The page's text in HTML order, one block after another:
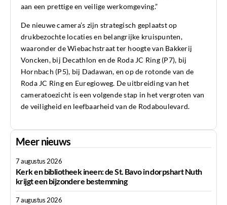
aan een prettige en veilige werkomgeving.”
De nieuwe camera’s zijn strategisch geplaatst op
drukbezochte locaties en belangrijke kruispunten,
waaronder de Wiebachstraat ter hoogte van Bakkerij
Voncken, bij Decathlon en de Roda JC Ring (P7), bij
Hornbach (P5), bij Dadawan, en op de rotonde van de
Roda JC Ring en Euregioweg. De uitbreiding van het
cameratoezicht is een volgende stap in het vergroten van
de veiligheid en leefbaarheid van de Rodaboulevard.
Meer nieuws
7 augustus 2026
Kerk en bibliotheek ineen: de St. Bavo in dorpshart Nuth
krijgt een bijzondere bestemming
7 augustus 2026